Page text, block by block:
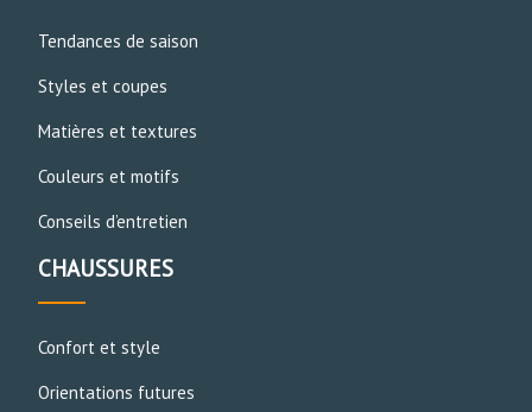
Tendances de saison
Styles et coupes
Matières et textures
Couleurs et motifs
Conseils d’entretien
CHAUSSURES
Confort et style
Orientations futures